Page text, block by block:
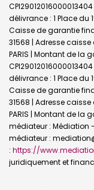
délivrance : 1 Place du
Caisse de garantie
31568 | Adresse
PARIS | Montant de la
délivrance : 1 Place du
Caisse de garantie
31568 | Adresse
PARIS | Montant de la
médiateur : Médiation
médiateur :
: https://
juridiquement et